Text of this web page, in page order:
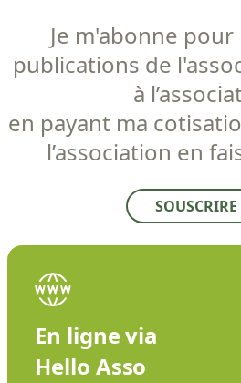
Je m'abonne
publications de
à
en payant ma
l’association en
SOUSCRIRE
En ligne via
Hello Asso